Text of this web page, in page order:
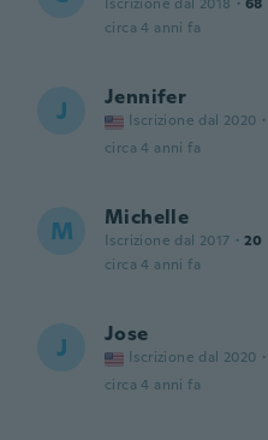
circa 4 anni fa
J Jennifer
Iscrizione dal 2020 ·
circa 4 anni fa
M Michelle
Iscrizione dal 2017 · 20
circa 4 anni fa
J Jose
Iscrizione dal 2020 ·
circa 4 anni fa